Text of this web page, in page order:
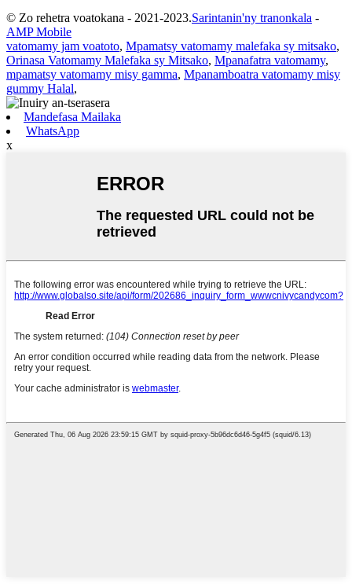
© Zo rehetra voatokana - 2021-2023.Sarintanin'ny tranonkala -
AMP Mobile
vatomamy jam voatoto, Mpamatsy vatomamy malefaka sy mitsako,
Orinasa Vatomamy Malefaka sy Mitsako, Mpanafatra vatomamy,
mpamatsy vatomamy misy gamma, Mpanamboatra vatomamy misy
gummy Halal,
Mandefasa Mailaka
WhatsApp
x